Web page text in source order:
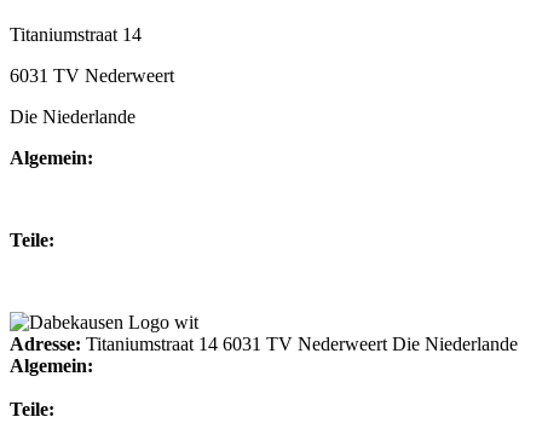
Titaniumstraat 14
6031 TV Nederweert
Die Niederlande
Algemein:
Teile:
Adresse: Titaniumstraat 14 6031 TV Nederweert Die Niederlande
Algemein:
Teile: